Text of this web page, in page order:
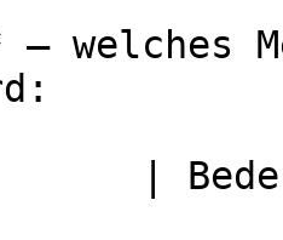
welches
|